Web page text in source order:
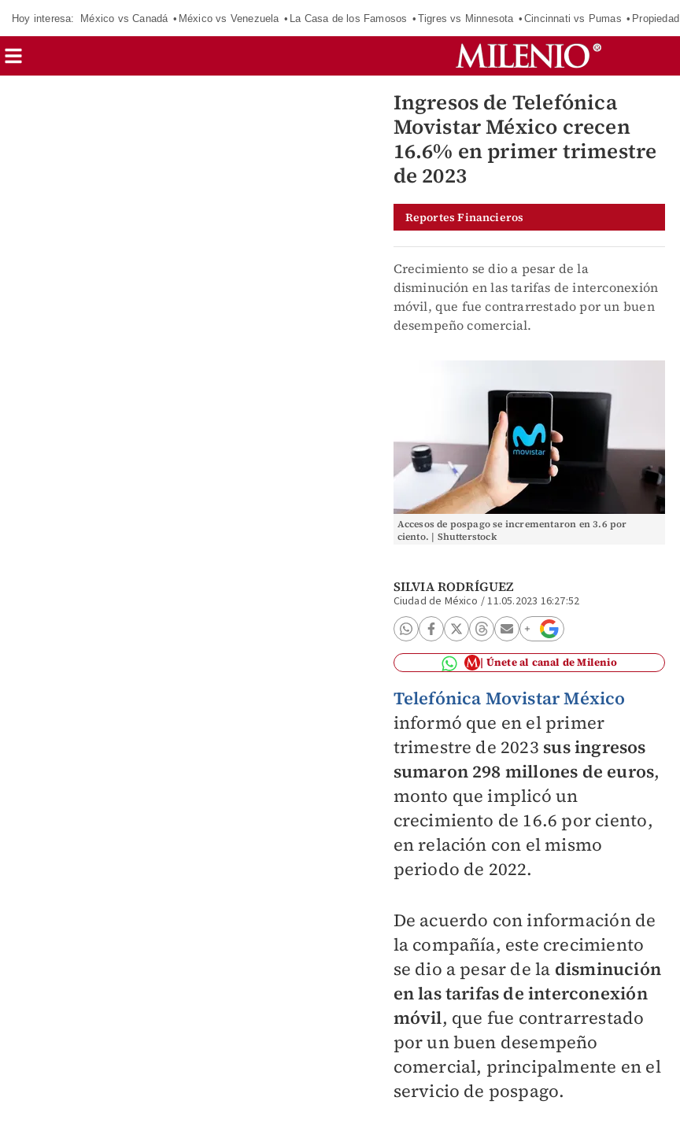
Hoy interesa: México vs Canadá México vs Venezuela La Casa de los Famosos Tigres vs Minnesota Cincinnati vs Pumas Propiedad
Ingresos de Telefónica
Movistar México crecen
16.6% en primer trimestre
de 2023
Reportes Financieros
Crecimiento se dio a pesar de la
disminución en las tarifas de interconexión
móvil, que fue contrarrestado por un buen
desempeño comercial.
Accesos de pospago se incrementaron en 3.6 por
ciento. | Shutterstock
SILVIA RODRÍGUEZ
Ciudad de México /11.05.2023 16:27:52
Únete al canal de Milenio
Telefónica Movistar México
informó que en el primer
trimestre de 2023 sus ingresos
sumaron 298 millones de euros,
monto que implicó un
crecimiento de 16.6 por ciento,
en relación con el mismo
periodo de 2022.
De acuerdo con información de
la compañía, este crecimiento
se dio a pesar de la disminución
en las tarifas de interconexión
móvil, que fue contrarrestado
por un buen desempeño
comercial, principalmente en el
servicio de pospago.